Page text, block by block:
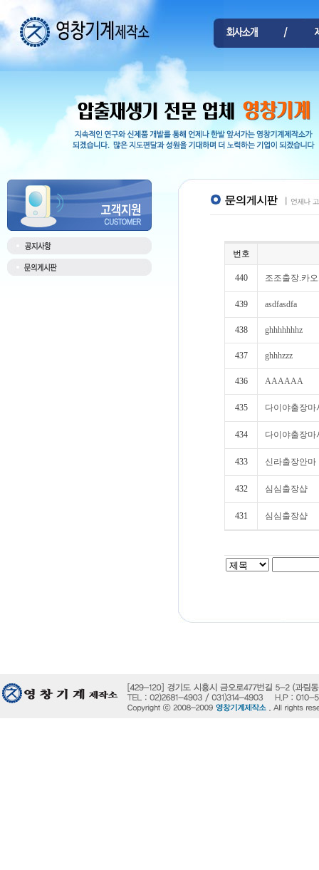
번호
440 조조출장.카
439 asdfasdfa
438 ghhhhhhhz
437 ghhhzzz
436 AAAAAA
435 다이야출장마
434 다이야출장마
433 신라출장안마
432 심심출장샵
431 심심출장샵